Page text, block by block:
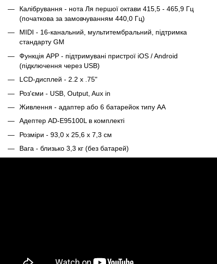
Калібрування - нота Ля першої октави 415,5 - 465,9 Гц
(початкова за замовчуванням 440,0 Гц)
MIDI - 16-канальний, мультитембральний, підтримка
стандарту GM
Функція APP - підтримувані пристрої iOS / Android
(підключення через USB)
LCD-дисплей - 2.2 x .75"
Роз'єми - USB, Output, Aux in
Живлення - адаптер або 6 батарейок типу АА
Адептер AD-E95100L в комплекті
Розміри - 93,0 х 25,6 х 7,3 см
Вага - близько 3,3 кг (без батарей)